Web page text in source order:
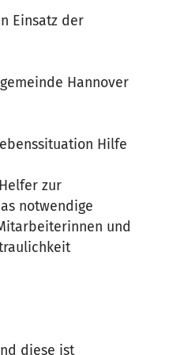
Einsatz der
Hannover
Hilfe
zur
notwendige
und
diese ist